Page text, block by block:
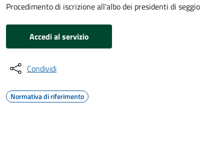
Procedimento di iscrizione all'albo dei presidenti di seggio
Accedi al servizio
Condividi
Normativa di riferimento